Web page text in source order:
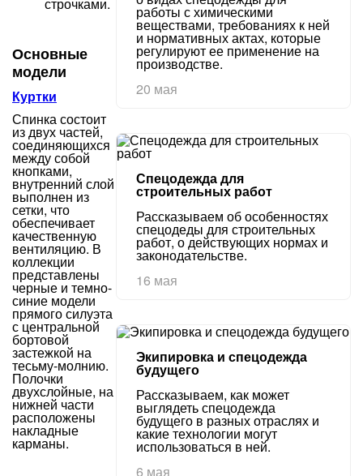
работы с химическими
веществами, требованиях к ней
и нормативных актах, которые
регулируют ее применение на
производстве.
20 мая
Спецодежда для
строительных работ
Рассказываем об особенностях
спецодеды для строительных
работ, о действующих нормах и
законодательстве.
16 мая
Экипировка и спецодежда
будущего
Рассказываем, как может
выглядеть спецодежда
будущего в разных отраслях и
какие технологии могут
использоваться в ней.
6 мая
Основные
модели
Куртки
Спинка состоит
из двух частей,
соединяющихся
между собой
кнопками,
внутренний слой
выполнен из
сетки, что
обеспечивает
качественную
вентиляцию. В
коллекции
представлены
черные и темно-
синие модели
прямого силуэта
с центральной
бортовой
застежкой на
тесьму-молнию.
Полочки
двухслойные, на
нижней части
расположены
накладные
карманы.